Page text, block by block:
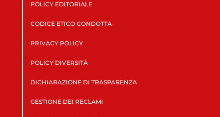
POLICY EDITORIALE
CODICE ETICO CONDOTTA
PRIVACY POLICY
POLICY DIVERSITÀ
DICHIARAZIONE DI TRASPARENZA
GESTIONE DEI RECLAMI